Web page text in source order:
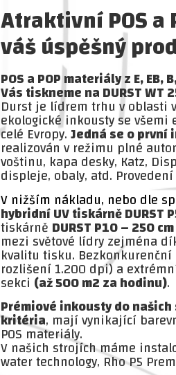
Atraktivní POS a
váš úspěšný
POS a POP materiály z E,
Vás tiskneme na DURST WT
Durst je lídrem trhu v oblasti
ekologické inkousty se
celé Evropy.Jedná se o první
realizován v režimu plné
voštinu, kapa desky, Katz,
displeje, obaly, atd.
V nižším nákladu, nebo dle
hybridní UV tiskárně DURST
tiskárně DURST P10 – 250 cm
mezi světové lídry zejména
kvalitu tisku.
rozlišení 1.200 dpi) a
sekci (až 500 m2 za hodinu).
Prémiové inkousty do
kritéria, mají vynikající
POS materiály.
V našich strojích máme
water technology, Rho P5